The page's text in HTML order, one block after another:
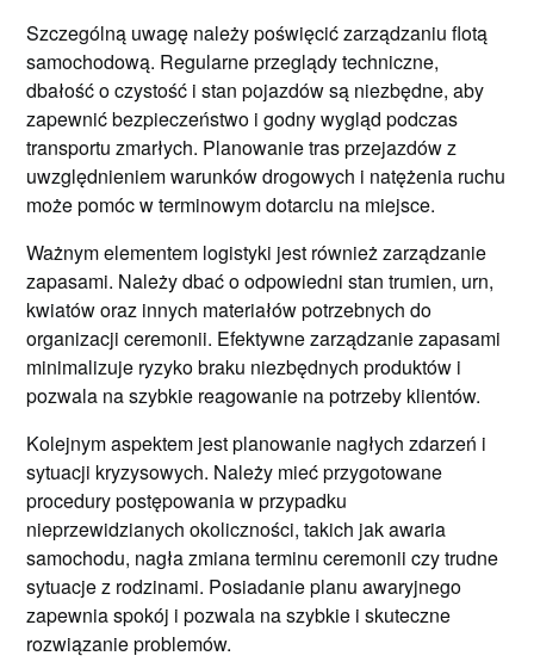
Szczególną uwagę należy poświęcić zarządzaniu flotą
samochodową. Regularne przeglądy techniczne,
dbałość o czystość i stan pojazdów są niezbędne, aby
zapewnić bezpieczeństwo i godny wygląd podczas
transportu zmarłych. Planowanie tras przejazdów z
uwzględnieniem warunków drogowych i natężenia ruchu
może pomóc w terminowym dotarciu na miejsce.
Ważnym elementem logistyki jest również zarządzanie
zapasami. Należy dbać o odpowiedni stan trumien, urn,
kwiatów oraz innych materiałów potrzebnych do
organizacji ceremonii. Efektywne zarządzanie zapasami
minimalizuje ryzyko braku niezbędnych produktów i
pozwala na szybkie reagowanie na potrzeby klientów.
Kolejnym aspektem jest planowanie nagłych zdarzeń i
sytuacji kryzysowych. Należy mieć przygotowane
procedury postępowania w przypadku
nieprzewidzianych okoliczności, takich jak awaria
samochodu, nagła zmiana terminu ceremonii czy trudne
sytuacje z rodzinami. Posiadanie planu awaryjnego
zapewnia spokój i pozwala na szybkie i skuteczne
rozwiązanie problemów.